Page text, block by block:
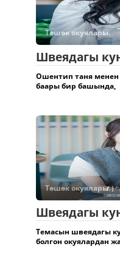
Төшөк окуялары.
Швеядагы
Ошентип таня менен
баары бир башында,
Төшөк окуялары.
Швеядагы
Темасын швеядагы
болгон окуялардан